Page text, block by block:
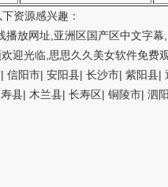
资源感兴趣：
播放网址,亚洲区国产区中文字
迎光临,思思久久美女软件免费
| 信阳市| 安阳县| 长沙市| 紫阳县|
县| 木兰县| 长寿区| 铜陵市| 泗